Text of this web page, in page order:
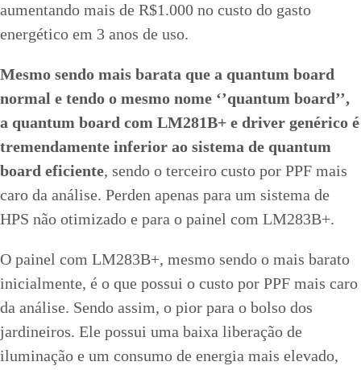
aumentando mais de R$1.000 no custo do gasto
energético em 3 anos de uso.
Mesmo sendo mais barata que a quantum board
normal e tendo o mesmo nome ‘’quantum board’’,
a quantum board com LM281B+ e driver genérico é
tremendamente inferior ao sistema de quantum
board eficiente, sendo o terceiro custo por PPF mais
caro da análise. Perden apenas para um sistema de
HPS não otimizado e para o painel com LM283B+.
O painel com LM283B+, mesmo sendo o mais barato
inicialmente, é o que possui o custo por PPF mais caro
da análise. Sendo assim, o pior para o bolso dos
jardineiros. Ele possui uma baixa liberação de
iluminação e um consumo de energia mais elevado,